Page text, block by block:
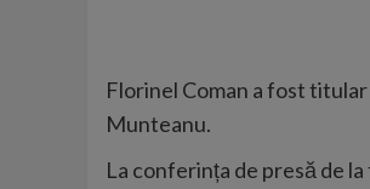
Florinel Coman a fost
Munteanu.
La conferința de presă de